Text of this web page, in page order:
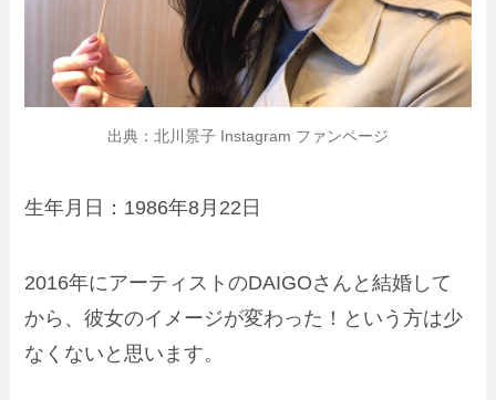
出典：北川景子 Instagram ファンページ
生年月日：1986年8月22日
2016年にアーティストのDAIGOさんと結婚して
から、彼女のイメージが変わった！という方は少
なくないと思います。